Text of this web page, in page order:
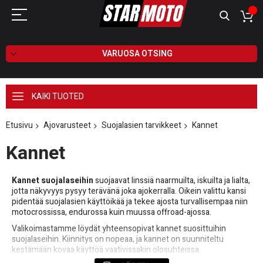
VARUOSA OTSING
KAIKI TUOTED
Etusivu Ajovarusteet Suojalasien tarvikkeet Kannet
Kannet
Kannet suojalaseihinsuojaavat linssiä naarmuilta, iskuilta ja lialta,
jotta näkyvyys pysyy terävänä joka ajokerralla. Oikein valittu kansi
pidentää suojalasien käyttöikää ja tekee ajosta turvallisempaa niin
motocrossissa, endurossa kuin muussa offroad-ajossa.
Valikoimastamme löydät yhteensopivat kannet suosittuihin
suojalaseihin. Kiinnitys on nopeaa, ja kannet on suunniteltu
kestämään kovaa käyttöä vaativissakin olosuhteissa.